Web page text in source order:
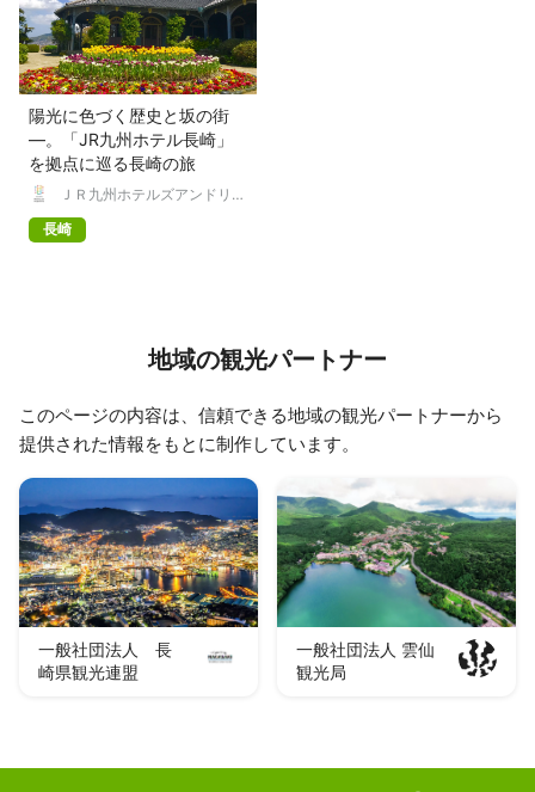
陽光に色づく歴史と坂の街
—。「JR九州ホテル長崎」
を拠点に巡る長崎の旅
ＪＲ九州ホテルズアンドリゾ
ーツ株式会社
長崎
地域の観光パートナー
このページの内容は、信頼できる地域の観光パートナーから
提供された情報をもとに制作しています。
一般社団法人 長
崎県観光連盟
一般社団法人 雲仙
観光局